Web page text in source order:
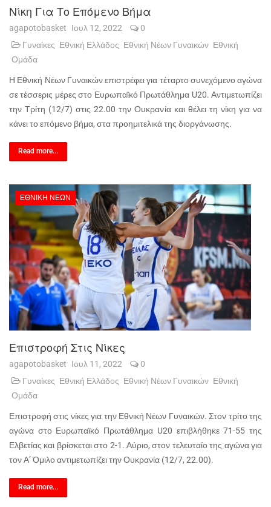
Νίκη Για Το Επόμενο Βήμα
agapotobasket Ιουλ 12, 2022
0
Γυναίκες Εθνική Ελλάδος Εθνική Νέων Γυναικών Εθνική
Ομάδα
Η Εθνική Νέων Γυναικών επιστρέφει για τέταρτο συνεχόμενο αγώνα
σε τέσσερις μέρες στο Ευρωπαϊκό Πρωτάθλημα U20. Αντιμετωπίζει
την Τρίτη (12/7) στις 22.00 την Ουκρανία και θέλει τη νίκη για να
κάνει το επόμενο βήμα, στα προημιτελικά της διοργάνωσης.
Read more...
ΕΘΝΙΚΉ ΝΈΩΝ
Επιστροφή Στις Νίκες
agapotobasket Ιουλ 11, 2022
0
Γυναίκες Εθνική Ελλάδος Εθνική Νέων Γυναικών Εθνική
Ομάδα
Επιστροφή στις νίκες για την Εθνική Νέων Γυναικών. Στον τρίτο της
αγώνα στο Ευρωπαϊκό Πρωτάθλημα U20 επιβλήθηκε 71-55 της
Ελβετίας και βρίσκεται στο 2-1. Αύριο, στον τελευταίο της αγώνα για
τον Α’ Όμιλο αντιμετωπίζει την Ουκρανία (12/7, 22.00).
Read more...